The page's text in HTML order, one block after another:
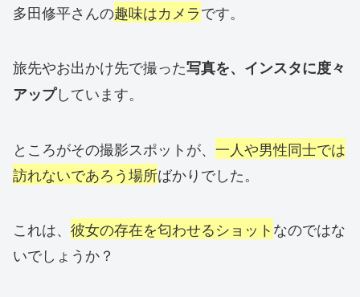
多田修平さんの趣味はカメラです。
旅先やお出かけ先で撮った写真を、インスタに度々
アップしています。
ところがその撮影スポットが、 一人や男性同士では
訪れないであろう場所ばかりでした。
これは、 彼女の存在を匂わせるショットなのではな
いでしょうか？